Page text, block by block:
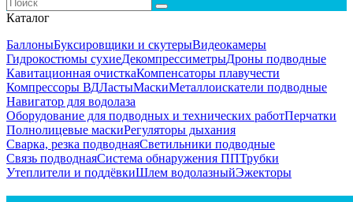
Каталог
БаллоныБуксировщики и скутерыВидеокамеры
Гидрокостюмы сухиеДекомпрессиметрыДроны подводные
Кавитационная очисткаКомпенсаторы плавучести
Компрессоры ВДЛастыМаскиМеталлоискатели подводные
Навигатор для водолаза
Оборудование для подводных и технических работПерчатки
Полнолицевые маскиРегуляторы дыхания
Сварка, резка подводнаяСветильники подводные
Связь подводнаяСистема обнаружения ППТрубки
Утеплители и поддёвкиШлем водолазныйЭжекторы